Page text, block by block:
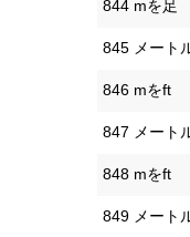
844 mを足
845 メート
846 mをft
847 メート
848 mをft
849 メート